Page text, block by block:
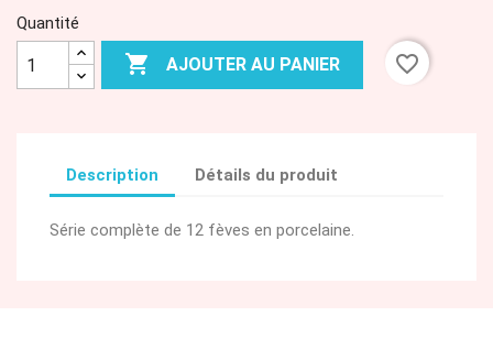
Quantité
 AJOUTER AU PANIER favorite_border
Description Détails du produit
Série complète de 12 fèves en porcelaine.